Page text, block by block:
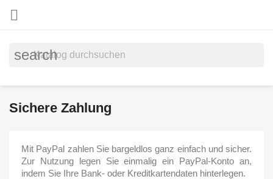

search
Sichere Zahlung
Mit PayPal zahlen Sie bargeldlos ganz einfach und sicher.
Zur Nutzung legen Sie einmalig ein PayPal-Konto an,
indem Sie Ihre Bank- oder Kreditkartendaten hinterlegen.